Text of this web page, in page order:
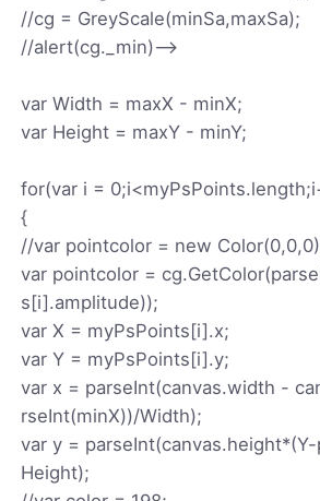
//cg = GreyScale(minSa,maxSa);
//alert(cg._min)-->
var Width = maxX - minX;
var Height = maxY - minY;
for(var i =
{
//var pointcolor = new
var pointcolor =
s[i].amplitude));
var X = myPsPoints[i].x;
var Y = myPsPoints[i].y;
var x = parseInt(canvas.width -
rseInt(minX))/Width);
var y =
Height);